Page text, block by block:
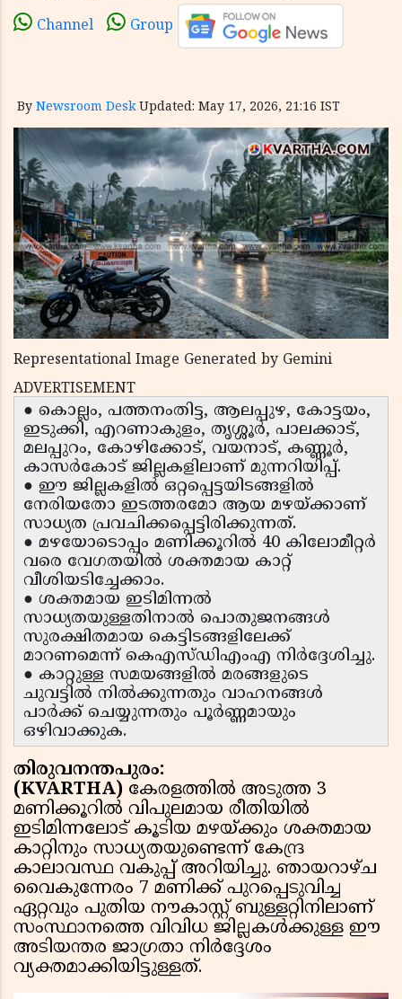
Channel Group
By Newsroom Desk Updated: May 17, 2026, 21:16 IST
Representational Image Generated by Gemini
ADVERTISEMENT
● കൊല്ലം, പത്തനംതിട്ട, ആലപ്പുഴ, കോട്ടയം,
ഇടുക്കി, എറണാകുളം, തൃശ്ശൂർ, പാലക്കാട്,
മലപ്പുറം, കോഴിക്കോട്, വയനാട്, കണ്ണൂർ,
കാസർകോട് ജില്ലകളിലാണ് മുന്നറിയിപ്പ്.
● ഈ ജില്ലകളിൽ ഒറ്റപ്പെട്ടയിടങ്ങളിൽ
നേരിയതോ ഇടത്തരമോ ആയ മഴയ്ക്കാണ്
സാധ്യത പ്രവചിക്കപ്പെട്ടിരിക്കുന്നത്.
● മഴയോടൊപ്പം മണിക്കൂറിൽ 40 കിലോമീറ്റർ
വരെ വേഗതയിൽ ശക്തമായ കാറ്റ്
വീശിയടിച്ചേക്കാം.
● ശക്തമായ ഇടിമിന്നൽ
സാധ്യതയുള്ളതിനാൽ പൊതുജനങ്ങൾ
സുരക്ഷിതമായ കെട്ടിടങ്ങളിലേക്ക്
മാറണമെന്ന് കെഎസ്ഡിഎംഎ നിർദ്ദേശിച്ചു.
● കാറ്റുള്ള സമയങ്ങളിൽ മരങ്ങളുടെ
ചുവട്ടിൽ നിൽക്കുന്നതും വാഹനങ്ങൾ
പാർക്ക് ചെയ്യുന്നതും പൂർണ്ണമായും
ഒഴിവാക്കുക.
തിരുവനന്തപുരം:
(KVARTHA) കേരളത്തിൽ അടുത്ത 3
മണിക്കൂറിൽ വിപുലമായ രീതിയിൽ
ഇടിമിന്നലോട് കൂടിയ മഴയ്ക്കും ശക്തമായ
കാറ്റിനും സാധ്യതയുണ്ടെന്ന് കേന്ദ്ര
കാലാവസ്ഥ വകുപ്പ് അറിയിച്ചു. ഞായറാഴ്ച
വൈകുന്നേരം 7 മണിക്ക് പുറപ്പെടുവിച്ച
ഏറ്റവും പുതിയ നൗകാസ്റ്റ് ബുള്ളറ്റിനിലാണ്
സംസ്ഥാനത്തെ വിവിധ ജില്ലകൾക്കുള്ള ഈ
അടിയന്തര ജാഗ്രതാ നിർദ്ദേശം
വ്യക്തമാക്കിയിട്ടുള്ളത്.